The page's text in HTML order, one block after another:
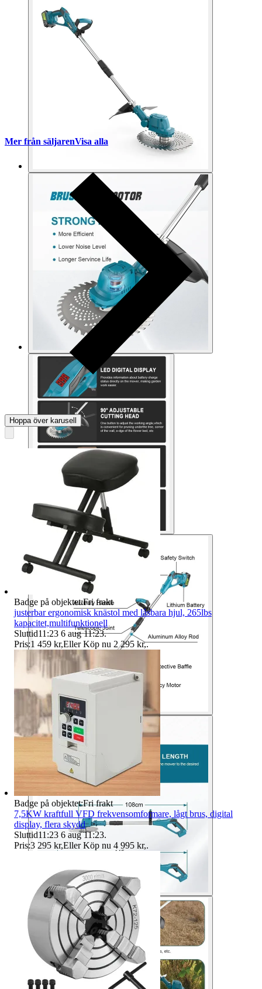
Mer från säljarenVisa alla
Hoppa över karusell
Badge på objektet:Fri frakt
justerbar ergonomisk knästol med låsbara hjul, 265lbs
kapacitet,multifunktionell
Sluttid11:23 6 aug 11:23.
Pris:1 459 kr,Eller Köp nu 2 295 kr,.
Badge på objektet:Fri frakt
7,5KW kraftfull VFD frekvensomformare, lågt brus, digital
display, flera skydd
Sluttid11:23 6 aug 11:23.
Pris:3 295 kr,Eller Köp nu 4 995 kr,.